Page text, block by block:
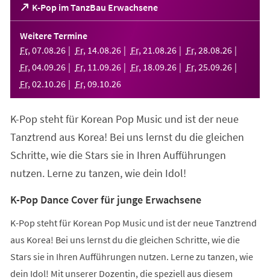
K-Pop im TanzBau Erwachsene
(Öffnet
in
einem
neuen
Tab)
Weitere Termine
Fr, 07.08.26 Fr, 14.08.26 Fr, 21 .08.26 Fr, 28.08.26
Fr, 04.09.26 Fr, 11 .09.26 Fr, 18.09.26 Fr, 25.09.26
Fr, 02.10.26 Fr, 09.10.26
K-Pop steht für Korean Pop Music und ist der neue
Tanztrend aus Korea! Bei uns lernst du die gleichen
Schritte, wie die Stars sie in Ihren Aufführungen
nutzen. Lerne zu tanzen, wie dein Idol!
K-Pop Dance Cover für junge Erwachsene
K-Pop steht für Korean Pop Music und ist der neue Tanztrend
aus Korea! Bei uns lernst du die gleichen Schritte, wie die
Stars sie in Ihren Aufführungen nutzen. Lerne zu tanzen, wie
dein Idol! Mit unserer Dozentin, die speziell aus diesem